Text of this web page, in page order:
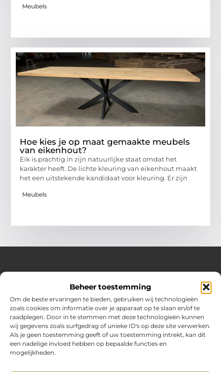
Beheer toestemming
Om de beste ervaringen te bieden, gebruiken wij technologieën
zoals cookies om informatie over je apparaat op te slaan en/of te
raadplegen. Door in te stemmen met deze technologieën kunnen
wij gegevens zoals surfgedrag of unieke ID's op deze site verwerken.
Als je geen toestemming geeft of uw toestemming intrekt, kan dit
een nadelige invloed hebben op bepaalde functies en
mogelijkheden.
Meubels
Hoe kies je op maat gemaakte meubels
van eikenhout?
Eik is prachtig in zijn natuurlijke staat omdat het
karakter heeft. De lichte kleuring van eikenhout maakt
het een uitstekende kandidaat voor kleuring. Er zijn
Meubels
Over Huizenplan
Jouw gids voor wooninspiratie en praktische tips
Ontdek een uitgebreide verzameling blogs en artikelen
boordevol handige adviezen en verrassende inzichten om
jouw woondromen te realiseren. Van interieurideeën tot
slimme bespaartips – haal het beste uit jouw huis en
leefomgeving!